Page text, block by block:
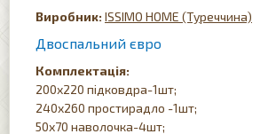
ISSIMO HOME (Туреччина)
Двоспальний євро
Комплектація:
200х220 підковдра-1шт;
240х260 простирадло -1шт;
50х70 наволочка-4шт;